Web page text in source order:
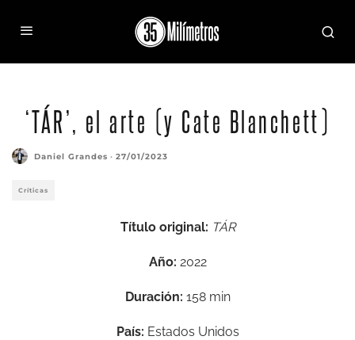
‘TÁR’, el arte (y Cate Blanchett)
Daniel Grandes · 27/01/2023
Críticas
Título original: TÁR
Año: 2022
Duración: 158 min
País: Estados Unidos